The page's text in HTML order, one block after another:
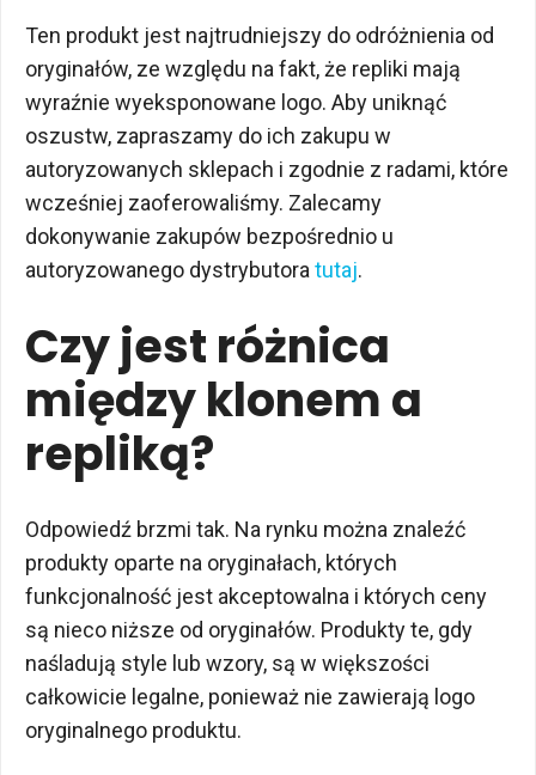
Ten produkt jest najtrudniejszy do odróżnienia od
oryginałów, ze względu na fakt, że repliki mają
wyraźnie wyeksponowane logo. Aby uniknąć
oszustw, zapraszamy do ich zakupu w
autoryzowanych sklepach i zgodnie z radami, które
wcześniej zaoferowaliśmy. Zalecamy
dokonywanie zakupów bezpośrednio u
autoryzowanego dystrybutora tutaj.
Czy jest różnica
między klonem a
repliką?
Odpowiedź brzmi tak. Na rynku można znaleźć
produkty oparte na oryginałach, których
funkcjonalność jest akceptowalna i których ceny
są nieco niższe od oryginałów. Produkty te, gdy
naśladują style lub wzory, są w większości
całkowicie legalne, ponieważ nie zawierają logo
oryginalnego produktu.